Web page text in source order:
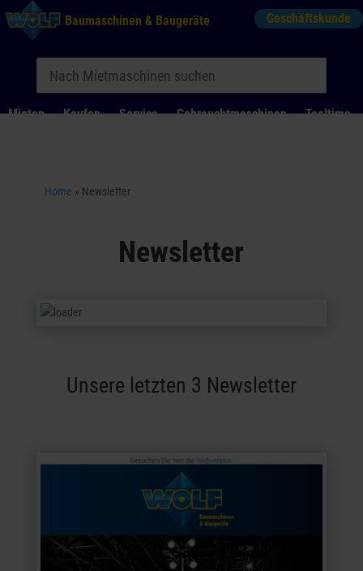
Baumaschinen & Baugeräte Geschäftskunde
Mieten Kaufen Service Gebrauchtmaschinen Tooltime
Home » Newsletter
Newsletter
Unsere letzten 3 Newsletter